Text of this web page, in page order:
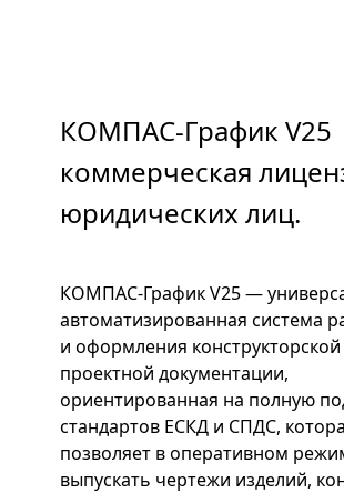
КОМПАС-График V25
коммерческая
юридических лиц.
КОМПАС-График V25 —
автоматизированная система
и оформления конструкторской
проектной документации,
ориентированная на полную
стандартов ЕСКД и СПДС,
позволяет в оперативном
выпускать чертежи изделий,